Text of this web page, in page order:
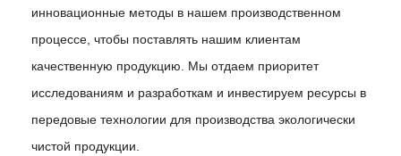
инновационные методы в нашем производственном
процессе, чтобы поставлять нашим клиентам
качественную продукцию. Мы отдаем приоритет
исследованиям и разработкам и инвестируем ресурсы в
передовые технологии для производства экологически
чистой продукции.